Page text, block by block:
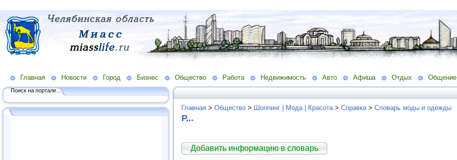
Главная Новости Город Бизнес Общество Работа Недвижимость Авто Афиша Отдых Общение
Поиск на портале...
Главная > Общество > Шоппинг | Мода | Красота > Справка > Словарь моды и одежды
Р...
Добавить информацию в словарь